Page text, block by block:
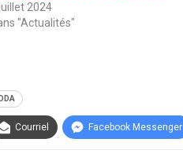
2024
"Actualités"
Courriel Facebook Messenger